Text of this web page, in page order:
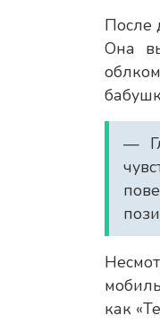
После
Она
—
как